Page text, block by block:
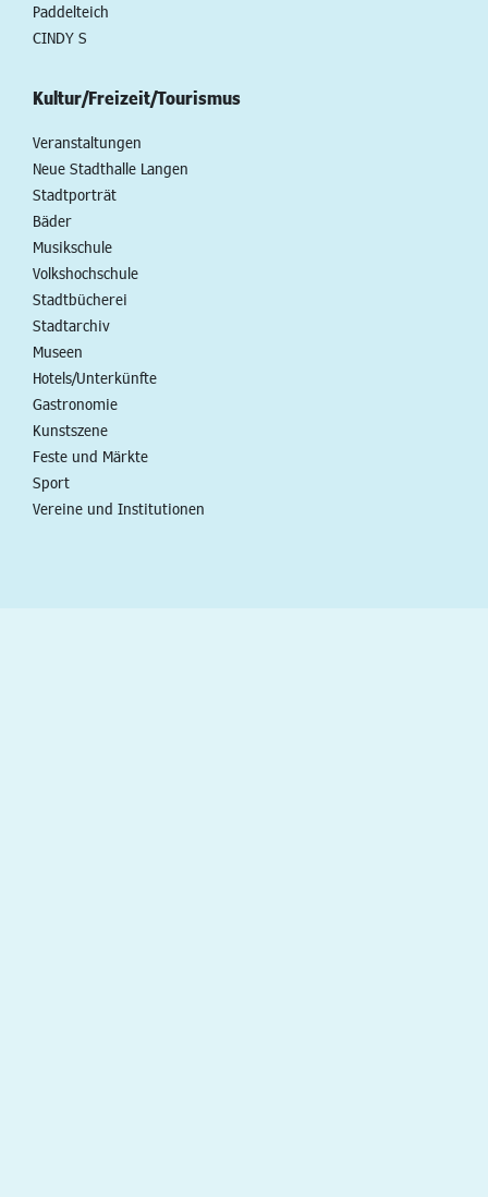
Paddelteich
CINDY S
Kultur/Freizeit/Tourismus
Veranstaltungen
Neue Stadthalle Langen
Stadtporträt
Bäder
Musikschule
Volkshochschule
Stadtbücherei
Stadtarchiv
Museen
Hotels/Unterkünfte
Gastronomie
Kunstszene
Feste und Märkte
Sport
Vereine und Institutionen